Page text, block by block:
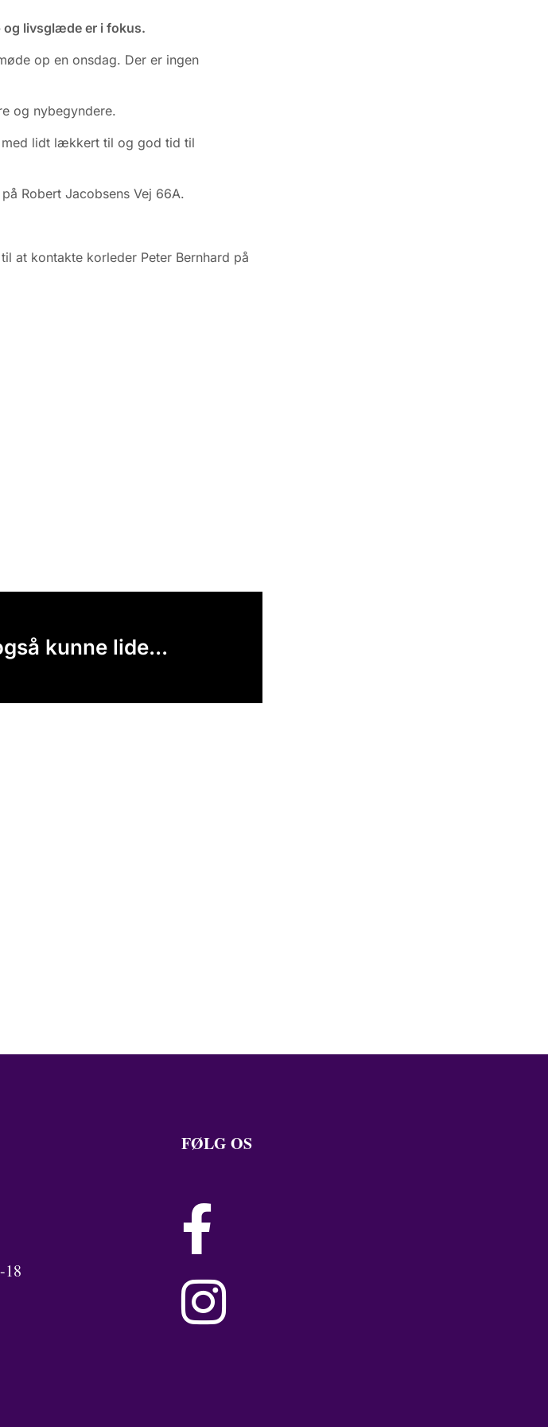
livsglæde er i fokus.
op en onsdag. Der er ingen
og nybegyndere.
lidt lækkert til og god tid til
Robert Jacobsens Vej 66A.
at kontakte korleder Peter Bernhard på
kunne lide...
18
FØLG OS

